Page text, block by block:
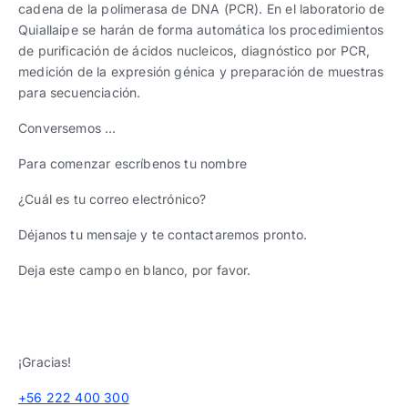
cadena de la polimerasa de DNA (PCR). En el laboratorio de
Quiallaipe se harán de forma automática los procedimientos
de purificación de ácidos nucleicos, diagnóstico por PCR,
medición de la expresión génica y preparación de muestras
para secuenciación.
Conversemos …
Para comenzar escríbenos tu nombre
¿Cuál es tu correo electrónico?
Déjanos tu mensaje y te contactaremos pronto.
Deja este campo en blanco, por favor.
¡Gracias!
+56 222 400 300